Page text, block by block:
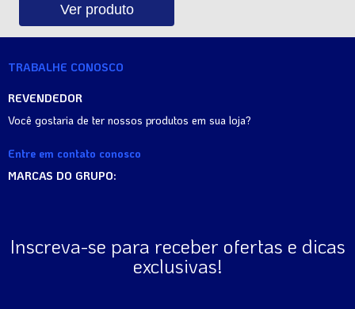
Ver produto
TRABALHE CONOSCO
REVENDEDOR
Você gostaria de ter nossos produtos em sua loja?
Entre em contato conosco
MARCAS DO GRUPO:
Inscreva-se para receber ofertas e dicas
exclusivas!